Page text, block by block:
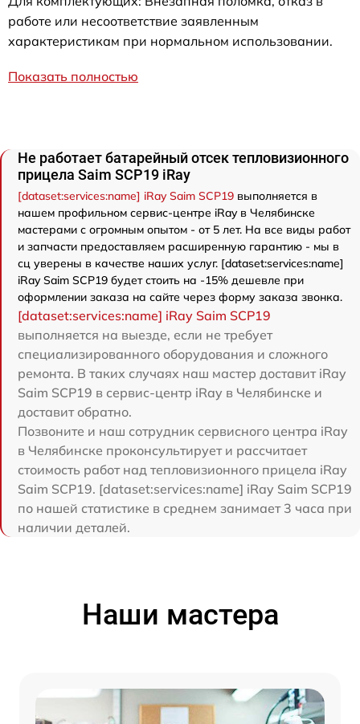
работе или несоответствие заявленным
характеристикам при нормальном использовании.
Показать полностью
Не работает батарейный отсек тепловизионного
прицела Saim SCP19 iRay
[dataset:services:name] iRay Saim SCP19 выполняется в
нашем профильном сервис-центре iRay в Челябинске
мастерами с огромным опытом - от 5 лет. На все виды работ
и запчасти предоставляем расширенную гарантию - мы в
сц уверены в качестве наших услуг. [dataset:services:name]
iRay Saim SCP19 будет стоить на -15% дешевле при
оформлении заказа на сайте через форму заказа звонка.
[dataset:services:name] iRay Saim SCP19
выполняется на выезде, если не требует
специализированного оборудования и сложного
ремонта. В таких случаях наш мастер доставит iRay
Saim SCP19 в сервис-центр iRay в Челябинске и
доставит обратно.
Позвоните и наш сотрудник сервисного центра iRay
в Челябинске проконсультирует и рассчитает
стоимость работ над тепловизионного прицела iRay
Saim SCP19. [dataset:services:name] iRay Saim SCP19
по нашей статистике в среднем занимает 3 часа при
наличии деталей.
Наши мастера